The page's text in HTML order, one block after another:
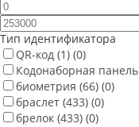
Тип идентификатора
QR-код (1) (0)
Кодонаборная панель
биометрия (66) (0)
браслет (433) (0)
брелок (433) (0)